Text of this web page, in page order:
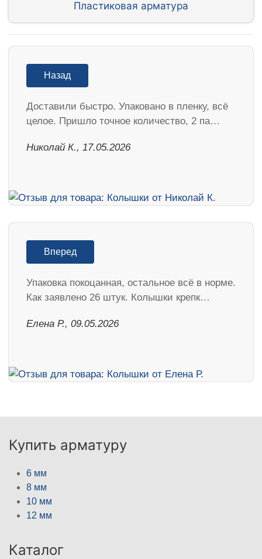
Пластиковая арматура
Назад
Доставили быстро. Упаковано в пленку, всё
целое. Пришло точное количество, 2 па…
Николай К., 17.05.2026
Вперед
Упаковка покоцанная, остальное всё в норме.
Как заявлено 26 штук. Колышки крепк…
Елена Р., 09.05.2026
Купить арматуру
6 мм
8 мм
10 мм
12 мм
Каталог